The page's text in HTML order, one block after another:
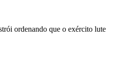
ordenando que o exército lute